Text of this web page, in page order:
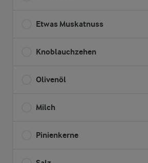
Etwas Muskatnuss
Knoblauchzehen
Olivenöl
Milch
Pinienkerne